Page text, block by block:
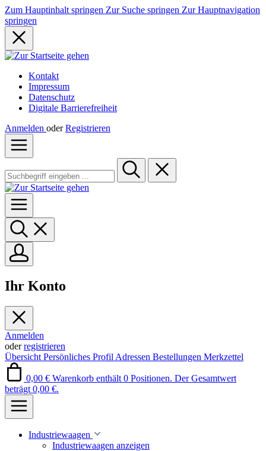
Zum Hauptinhalt springen Zur Suche springen Zur Hauptnavigation
springen
Kontakt
Impressum
Datenschutz
Digitale Barrierefreiheit
Anmelden oder Registrieren
Ihr Konto
Anmelden
oderregistrieren
Übersicht Persönliches Profil Adressen Bestellungen Merkzettel
0,00 € Warenkorb enthält 0 Positionen. Der Gesamtwert
beträgt 0,00 €.
Industriewaagen
Industriewaagen anzeigen